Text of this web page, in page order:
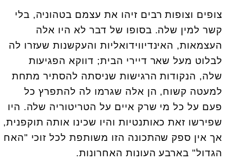
צופים וצופות רבים זיהו את עצמם בטהוניה, בלי
קשר למין שלה. בסופו של דבר לא היו אלה
העצמאות, האינדיווידואליות והעקשנות שעזרו לה
לבלוט מעל שאר דיירי הבית; דווקא הפגיעות
שלה, הנקודות הרגישות שניסתה להסתיר מתחת
למעטה קשוח, הן אלה שגרמו לה להתפרץ כל
פעם על כל מי שרק איים על הטריטוריה שלה. היו
שפירשו זאת כאותנטיות והיו שכינו אותה תוקפנית,
אך אין ספק שהתכונה הזו משותפת לכל זוכי "האח
הגדול" בארבע העונות האחרונות.